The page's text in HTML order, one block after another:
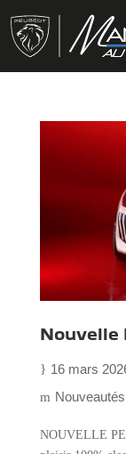
Nouvelle
16 mars
Nouveautés
NOUVELLE